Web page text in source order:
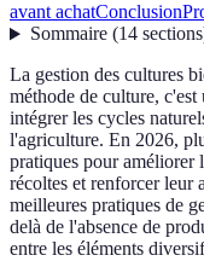
avant achatConclusion
Sommaire(14 sections
La gestion des cultures
méthode de culture,
intégrer les cycles
l'agriculture. En 2026,
pratiques pour améliorer
récoltes et renforcer leur
meilleures pratiques de
delà de l'absence de
entre les éléments